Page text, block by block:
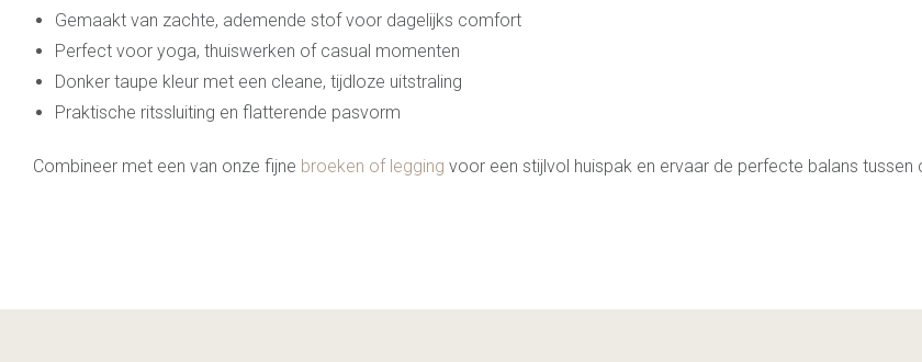
Gemaakt van zachte, ademende stof voor dagelijks comfort
Perfect voor yoga, thuiswerken of casual momenten
Donker taupe kleur met een cleane, tijdloze uitstraling
Praktische ritssluiting en flatterende pasvorm
Combineer met een van onze fijne broeken of legging voor een stijlvol huispak en ervaar de perfecte balans